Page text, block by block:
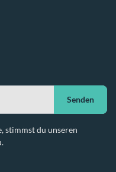
Senden
stimmst du unseren